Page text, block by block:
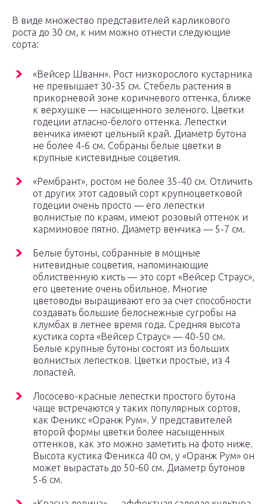
В виде множество представителей карликового
роста до 30 см, к ним можно отнести следующие
сорта:
«Вейсер Шванн». Рост низкорослого кустарника
не превышает 30-35 см. Стебель растения в
прикорневой зоне коричневого оттенка, ближе
к верхушке — насыщенного зеленого. Цветки
годеции атласно-белого оттенка. Лепестки
венчика имеют цельный край. Диаметр бутона
не более 4-6 см. Собраны белые цветки в
крупные кистевидные соцветия.
«Рембрант», ростом не более 35-40 см. Отличить
от других этот садовый сорт крупноцветковой
годеции очень просто — его лепестки
волнистые по краям, имеют розовый оттенок и
карминовое пятно. Диаметр венчика — 5-7 см.
Белые бутоны, собранные в мощные
нитевидные соцветия, напоминающие
облиственную кисть — это сорт «Вейсер Страус»,
его цветение очень обильное. Многие
цветоводы выращивают его за счет способности
создавать большие белоснежные сугробы на
клумбах в летнее время года. Средняя высота
кустика сорта «Вейсер Страус» — 40-50 см.
Белые крупные бутоны состоят из больших
волнистых лепестков. Цветки простые, из 4
лопастей.
Лососево-красные лепестки простого бутона
чаще встречаются у таких популярных сортов,
как Феникс «Оранж Рум». У представителей
второй формы цветки более насыщенных
оттенков, как это можно заметить на фото ниже.
Высота кустика Феникса 40 см, у «Оранж Рум» он
может вырастать до 50-60 см. Диаметр бутонов
5-6 см.